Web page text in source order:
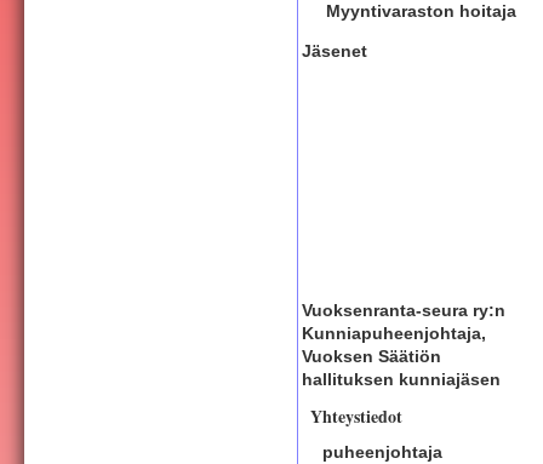
Myyntivaraston hoitaja
Jäsenet
Vuoksenranta-seura ry:n
Kunniapuheenjohtaja,
Vuoksen Säätiön
hallituksen kunniajäsen
Yhteystiedot
puheenjohtaja